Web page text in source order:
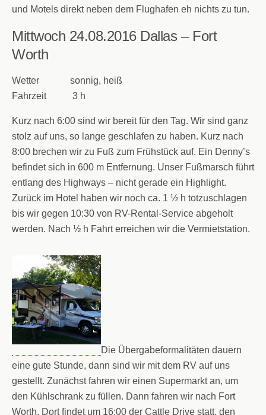
und Motels direkt neben dem Flughafen eh nichts zu tun.
Mittwoch 24.08.2016 Dallas – Fort
Worth
Wetter sonnig, heiß
Fahrzeit 3 h
Kurz nach 6:00 sind wir bereit für den Tag. Wir sind ganz
stolz auf uns, so lange geschlafen zu haben. Kurz nach
8:00 brechen wir zu Fuß zum Frühstück auf. Ein Denny’s
befindet sich in 600 m Entfernung. Unser Fußmarsch führt
entlang des Highways – nicht gerade ein Highlight.
Zurück im Hotel haben wir noch ca. 1 ½ h totzuschlagen
bis wir gegen 10:30 von RV-Rental-Service abgeholt
werden. Nach ½ h Fahrt erreichen wir die Vermietstation.
Die Übergabeformalitäten dauern
eine gute Stunde, dann sind wir mit dem RV auf uns
gestellt. Zunächst fahren wir einen Supermarkt an, um
den Kühlschrank zu füllen. Dann fahren wir nach Fort
Worth. Dort findet um 16:00 der Cattle Drive statt, den